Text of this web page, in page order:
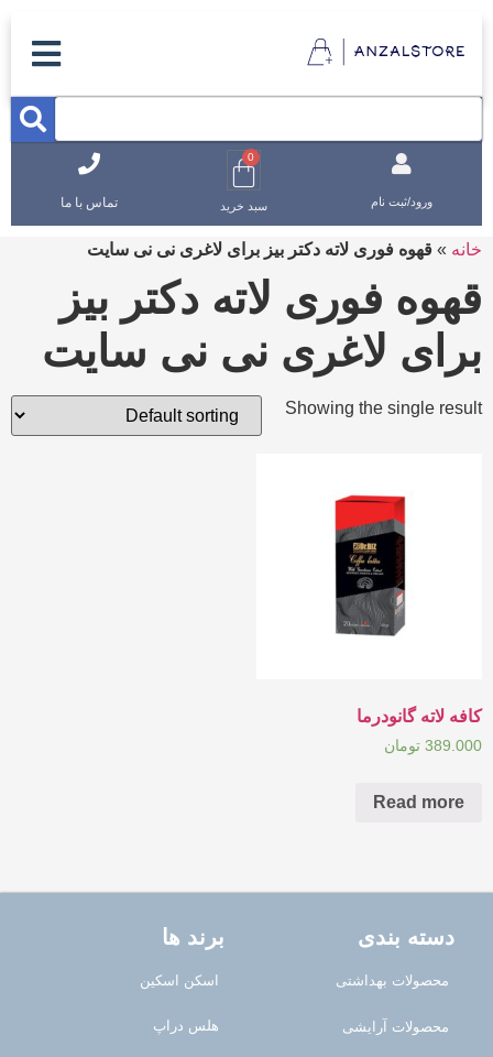
ورود/ثبت نام
0
سبد خرید تماس با ما
خانه » قهوه فوری لاته دکتر بیز برای لاغری نی نی سایت
قهوه فوری لاته دکتر بیز
برای لاغری نی نی سایت
Showing the single result
کافه لاته گانودرما
389.000 تومان
Read more
دسته بندی
محصولات بهداشتی
محصولات آرایشی
برند ها
اسکن اسکین
هلس دراپ